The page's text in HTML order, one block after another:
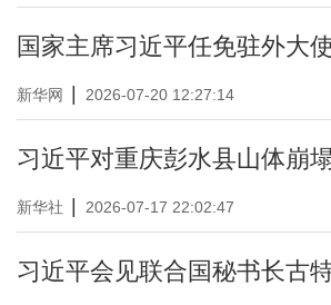
国家主席习近平任免驻外大
新华网 2026-07-20 12:27:14
习近平对重庆彭水县山体崩
新华社 2026-07-17 22:02:47
习近平会见联合国秘书长古